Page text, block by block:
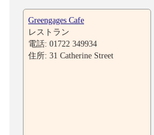
Greengages Cafe
レストラン
電話: 01722 349934
住所: 31 Catherine Street